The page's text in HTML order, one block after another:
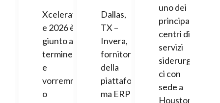
Xcelerat
e 2026 è
giunto al
termine
e
vorremm
o
Dallas,
TX –
Invera,
fornitore
della
piattafor
ma ERP
uno dei
principali
centri di
servizi
siderurgi
ci con
sede a
Houston